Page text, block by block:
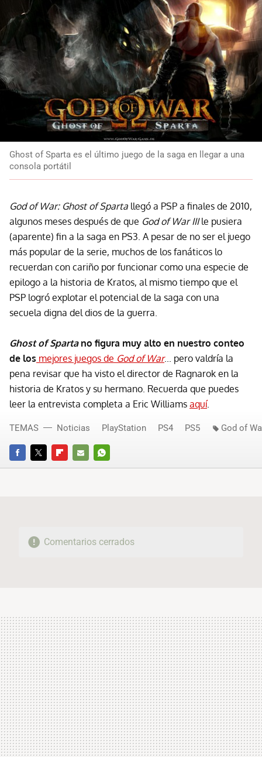
Ghost of Sparta es el último juego de la saga en llegar a una
consola portátil
God of War: Ghost of Sparta llegó a PSP a finales de 2010,
algunos meses después de que God of War IIIle pusiera
(aparente) fin a la saga en PS3. A pesar de no ser el juego
más popular de la serie, muchos de los fanáticos lo
recuerdan con cariño por funcionar como una especie de
epilogo a la historia de Kratos, al mismo tiempo que el
PSP logró explotar el potencial de la saga con una
secuela digna del dios de la guerra.
Ghost of Sparta no figura muy alto en nuestro conteo
de los mejores juegos de God of War... pero valdría la
pena revisar que ha visto el director de Ragnarok en la
historia de Kratos y su hermano. Recuerda que puedes
leer la entrevista completa a Eric Williams aquí.
FACEBOOKTWITTERFLIPBOARD
E-
WHATSAPP
TEMAS Noticias PlayStation PS4 PS5 God of
Comentarios cerrados